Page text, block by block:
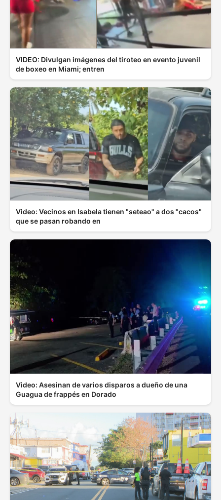
VIDEO: Divulgan imágenes del tiroteo en evento juvenil
de boxeo en Miami; entren
Video: Vecinos en Isabela tienen "seteao" a dos "cacos"
que se pasan robando en
Video: Asesinan de varios disparos a dueño de una
Guagua de frappés en Dorado